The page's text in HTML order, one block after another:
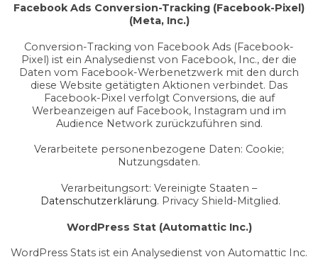
Facebook Ads Conversion-Tracking (Facebook-Pixel)
(Meta, Inc.)
Conversion-Tracking von Facebook Ads (Facebook-
Pixel) ist ein Analysedienst von Facebook, Inc., der die
Daten vom Facebook-Werbenetzwerk mit den durch
diese Website getätigten Aktionen verbindet. Das
Facebook-Pixel verfolgt Conversions, die auf
Werbeanzeigen auf Facebook, Instagram und im
Audience Network zurückzuführen sind.
Verarbeitete personenbezogene Daten: Cookie;
Nutzungsdaten.
Verarbeitungsort: Vereinigte Staaten –
Datenschutzerklärung. Privacy Shield-Mitglied.
WordPress Stat (Automattic Inc.)
WordPress Stats ist ein Analysedienst von Automattic Inc.